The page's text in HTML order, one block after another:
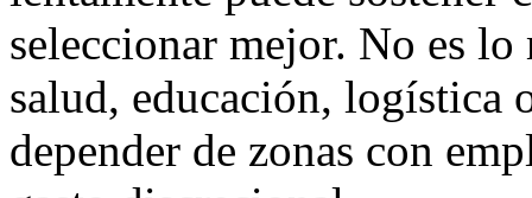
seleccionar mejor. No es
salud, educación, logística
depender de zonas con